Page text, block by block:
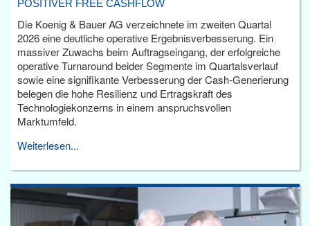
POSITIVER FREE CASHFLOW
Die Koenig & Bauer AG verzeichnete im zweiten Quartal
2026 eine deutliche operative Ergebnisverbesserung. Ein
massiver Zuwachs beim Auftragseingang, der erfolgreiche
operative Turnaround beider Segmente im Quartalsverlauf
sowie eine signifikante Verbesserung der Cash-Generierung
belegen die hohe Resilienz und Ertragskraft des
Technologiekonzerns in einem anspruchsvollen
Marktumfeld.
Weiterlesen...